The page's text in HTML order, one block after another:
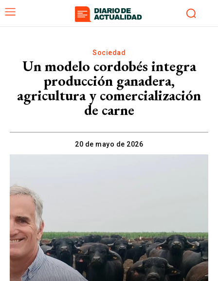
Sociedad
Un modelo cordobés integra
producción ganadera,
agricultura y comercialización
de carne
20 de mayo de 2026